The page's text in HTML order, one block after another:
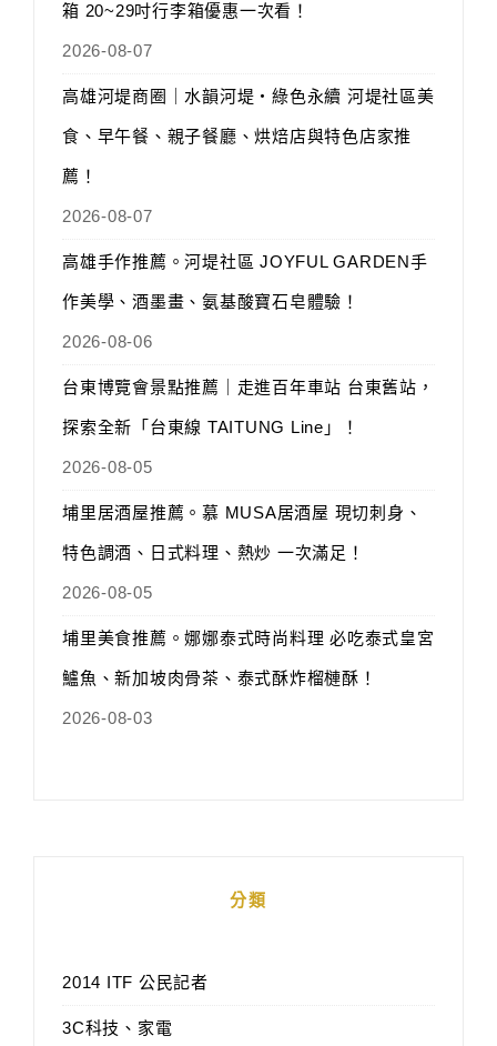
箱 20~29吋行李箱優惠一次看！
2026-08-07
高雄河堤商圈｜水韻河堤‧綠色永續 河堤社區美
食、早午餐、親子餐廳、烘焙店與特色店家推
薦！
2026-08-07
高雄手作推薦。河堤社區 JOYFUL GARDEN手
作美學、酒墨畫、氨基酸寶石皂體驗！
2026-08-06
台東博覽會景點推薦｜走進百年車站 台東舊站，
探索全新「台東線 TAITUNG Line」！
2026-08-05
埔里居酒屋推薦。慕 MUSA居酒屋 現切刺身、
特色調酒、日式料理、熱炒 一次滿足！
2026-08-05
埔里美食推薦。娜娜泰式時尚料理 必吃泰式皇宮
鱸魚、新加坡肉骨茶、泰式酥炸榴槤酥！
2026-08-03
分類
2014 ITF 公民記者
3C科技、家電